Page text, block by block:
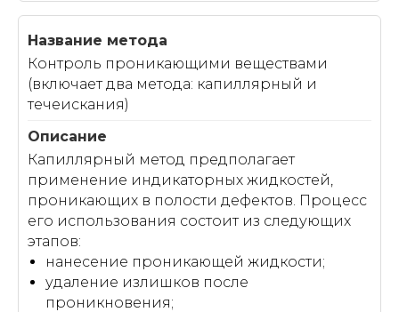
Контроль проникающими веществами
(включает два метода: капиллярный и
течеискания)
Капиллярный метод предполагает
применение индикаторных жидкостей,
проникающих в полости дефектов. Процесс
его использования состоит из следующих
этапов:
нанесение проникающей жидкости;
удаление излишков после
проникновения;